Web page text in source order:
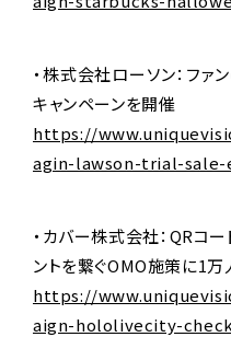
・株式会社ローソン：フ
キャンペーンを開催
https://
agin-lawson-trial-
・カバー株式会社：QRコー
ントを繋ぐOMO施策に1
https://
aign-hololivecity-